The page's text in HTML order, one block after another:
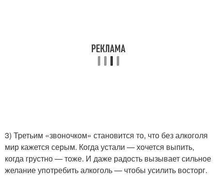
3) Третьим «звоночком» становится то, что без алкоголя
мир кажется серым. Когда устали — хочется выпить,
когда грустно — тоже. И даже радость вызывает сильное
желание употребить алкоголь — чтобы усилить восторг.